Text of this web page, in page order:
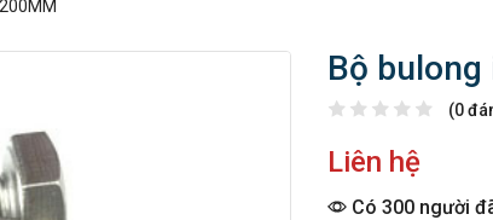
Bộ
(0
Liên hệ
Có 300 người